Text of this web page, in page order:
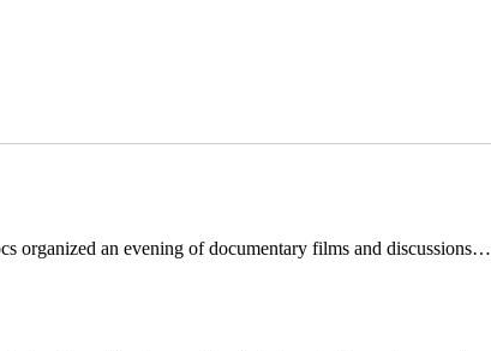
organized an evening of documentary films and discussions…